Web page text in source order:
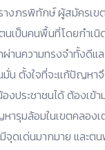
างภรพิทักษ์ ผู้สมัครเข
นเป็นคนพื้นที่โดยกำเ
ผ่านความทรงจำทั้งดีแ
น ตั้งใจที่จะแก้ปัญหา
ประชาชนได้ ต้องเข้า
รุมล้อมในเขตคลองเ
ดเด่นมากมาย และตน